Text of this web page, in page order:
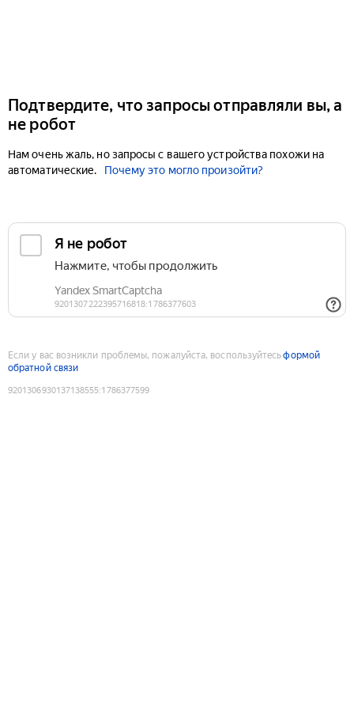
Подтвердите, что запросы отправляли вы, а
не робот
Нам очень жаль, но запросы с вашего устройства похожи на
автоматические.
Почему это могло произойти?
Если у вас возникли проблемы, пожалуйста, воспользуйтесьформой
обратной связи
9201306930137138555:1786377599